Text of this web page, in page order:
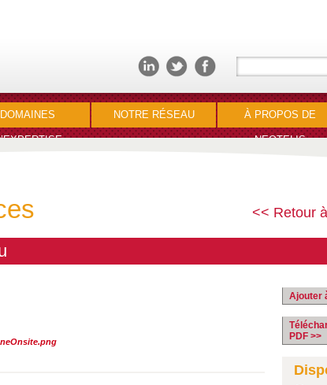
DOMAINES NOTRE RÉSEAU À PROPOS DE
NEOTELIS
<< Retour
Ajouter
PDF >>